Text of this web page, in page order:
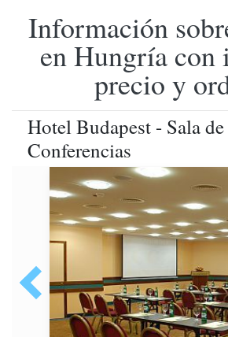
Información
en Hungría con
precio y
Hotel Budapest - Sala de
Conferencias